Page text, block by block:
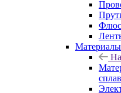
Флюс
Материалы